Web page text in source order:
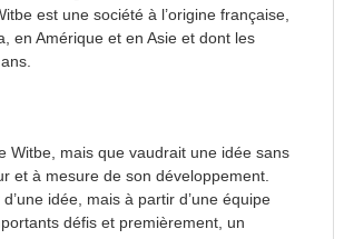
est une société à l’origine française,
en Amérique et en Asie et dont les
Witbe, mais que vaudrait une idée sans
et à mesure de son développement.
idée, mais à partir d’une équipe
défis et premièrement, un